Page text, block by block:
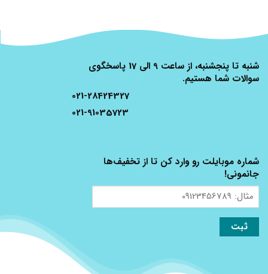
شنبه تا پنجشنبه، از ساعت 9 الی 17 پاسخگوی
سوالات شما هستیم.
021-28424327
021-91035723
شماره موبایلت رو وارد کن تا از تخفیف‌ها
جانمونی!
مثال:
09123456789